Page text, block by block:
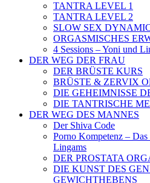
TANTRA LEVEL 1
TANTRA LEVEL 2
SLOW SEX
ORGASMISCHES
4 Sessions – Yoni und
DER WEG DER FRAU
DER BRÜSTE KURS
BRÜSTE & ZERVIX
DIE GEHEIMNISSE
DIE TANTRISCHE
DER WEG DES MANNES
Der Shiva Code
Porno Kompetenz –
Lingams
DER PROSTATA
DIE KUNST DES
GEWICHTHEBENS